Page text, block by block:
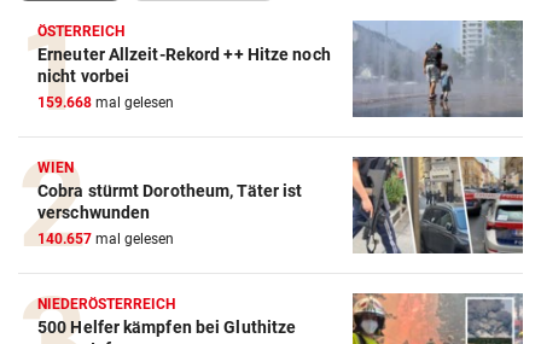
ÖSTERREICH
Erneuter Allzeit-Rekord ++ Hitze noch
nicht vorbei
159.668 mal gelesen
WIEN
Cobra stürmt Dorotheum, Täter ist
verschwunden
140.657 mal gelesen
NIEDERÖSTERREICH
500 Helfer kämpfen bei Gluthitze